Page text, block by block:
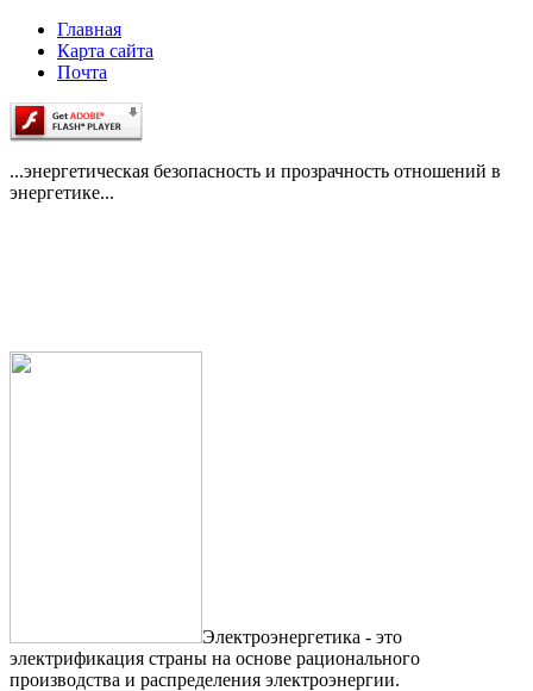
Главная
Карта сайта
Почта
...энергетическая безопасность и прозрачность отношений в
энергетике...
Электроэнергетика - это
электрификация страны на основе рационального
производства и распределения электроэнергии.